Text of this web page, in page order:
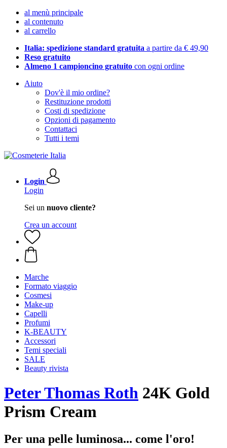
al menù principale
al contenuto
al carrello
Italia: spedizione standard gratuita a partire da € 49,90
Reso gratuito
Almeno 1 campioncino gratuito con ogni ordine
Aiuto
Dov'è il mio ordine?
Restituzione prodotti
Costi di spedizione
Opzioni di pagamento
Contattaci
Tutti i temi
Login
Login
Sei un nuovo cliente?
Crea un account
Marche
Formato viaggio
Cosmesi
Make-up
Capelli
Profumi
K-BEAUTY
Accessori
Temi speciali
SALE
Beauty rivista
Peter Thomas Roth 24K Gold
Prism Cream
Per una pelle luminosa... come l'oro!